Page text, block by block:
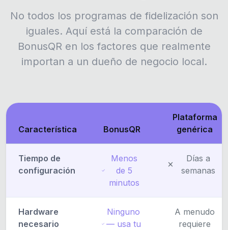
No todos los programas de fidelización son
iguales. Aquí está la comparación de
BonusQR en los factores que realmente
importan a un dueño de negocio local.
Característica BonusQR
Plataforma
genérica
Tiempo de
configuración
Menos
de 5
minutos
Días a
semanas
Hardware
necesario
Ninguno
— usa tu
A menudo
requiere